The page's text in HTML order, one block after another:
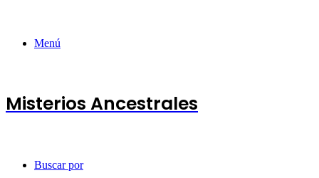
Menú
Misterios Ancestrales
Buscar por